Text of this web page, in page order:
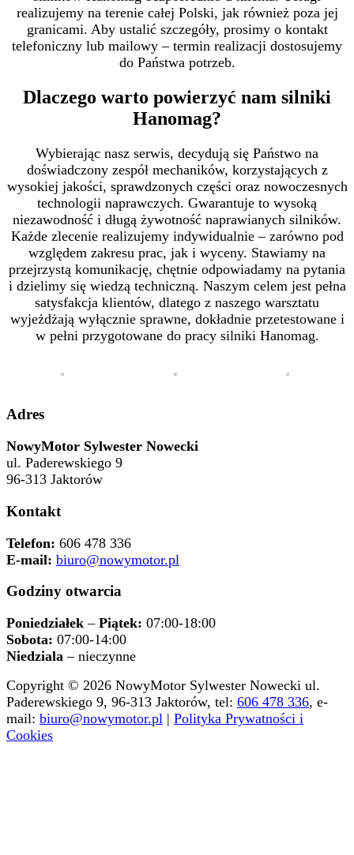
realizujemy na terenie całej Polski, jak również poza jej
granicami. Aby ustalić szczegóły, prosimy o kontakt
telefoniczny lub mailowy – termin realizacji dostosujemy
do Państwa potrzeb.
Dlaczego warto powierzyć nam silniki
Hanomag?
Wybierając nasz serwis, decydują się Państwo na
doświadczony zespół mechaników, korzystających z
wysokiej jakości, sprawdzonych części oraz nowoczesnych
technologii naprawczych. Gwarantuje to wysoką
niezawodność i długą żywotność naprawianych silników.
Każde zlecenie realizujemy indywidualnie – zarówno pod
względem zakresu prac, jak i wyceny. Stawiamy na
przejrzystą komunikację, chętnie odpowiadamy na pytania
i dzielimy się wiedzą techniczną. Naszym celem jest pełna
satysfakcja klientów, dlatego z naszego warsztatu
wyjeżdżają wyłącznie sprawne, dokładnie przetestowane i
w pełni przygotowane do pracy silniki Hanomag.
Adres
NowyMotor Sylwester Nowecki
ul. Paderewskiego 9
96-313 Jaktorów
Kontakt
Telefon: 606 478 336
E-mail: biuro@nowymotor.pl
Godziny otwarcia
Poniedziałek – Piątek: 07:00-18:00
Sobota: 07:00-14:00
Niedziala – nieczynne
Copyright © 2026 NowyMotor Sylwester Nowecki ul.
Paderewskiego 9, 96-313 Jaktorów, tel: 606 478 336, e-
mail: biuro@nowymotor.pl | Polityka Prywatności i
Cookies